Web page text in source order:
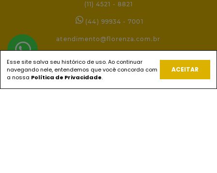
(11) 4521 - 8821
(44) 99934 - 7001
atendimento@florenza.com.br
REDES SOCIAIS
Esse site salva seu histórico de uso. Ao continuar
navegando nele, entendemos que você concorda com
a nossa Política de Privacidade.
ACEITAR